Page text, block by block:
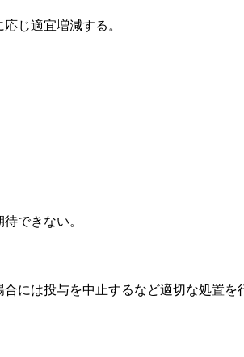
じ適宜増減する。
できない。
には投与を中止するなど適切な処置を